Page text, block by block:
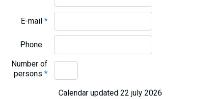
E-mail*
Phone
Number of
persons*
Calendar updated 22 july 2026